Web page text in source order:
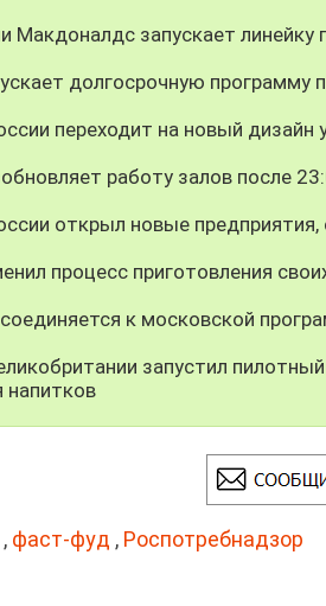
Макдоналдс запускает линейку
долгосрочную программу
переходит на новый дизайн
работу залов после
открыл новые
процесс приготовления
к московской
запустил
напитков
, фаст-фуд , Роспотребнадзор